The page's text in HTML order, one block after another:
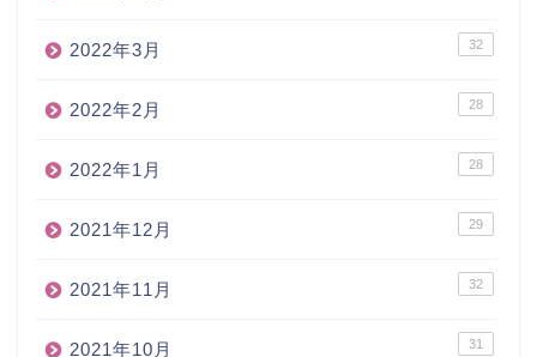
2022年3月 32
2022年2月 28
2022年1月 28
2021年12月 29
2021年11月 32
2021年10月 31